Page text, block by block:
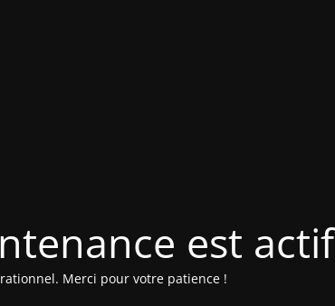
est actif
Merci pour votre patience !